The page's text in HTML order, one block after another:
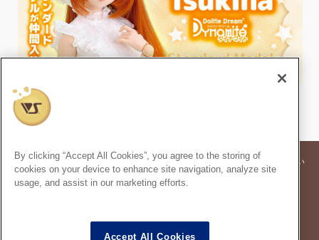
※記事内の価格表記は、掲載時点での消費税率に基づいた価格を表示してい
ます。
※このコンテンツ内の情報、画像の二次使用及び無断引用は禁止いたしま
スーパードルフィー ®
は株式会社ボークスの登録商標です。
ドルフィードリーム は株式会社ボークスの登録商標です。
By clicking “Accept All Cookies”, you agree to the storing of
cookies on your device to enhance site navigation, analyze site
usage, and assist in our marketing efforts.
Accept All Cookies